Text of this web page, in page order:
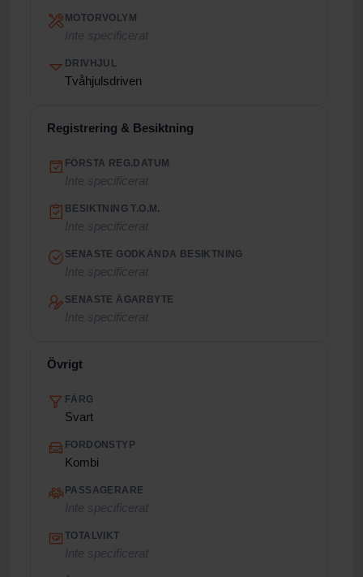
MOTORVOLYM
Inte specificerat
DRIVHJUL
Tvåhjulsdriven
Registrering & Besiktning
FÖRSTA REG.DATUM
Inte specificerat
BESIKTNING T.O.M.
Inte specificerat
SENASTE GODKÄNDA BESIKTNING
Inte specificerat
SENASTE ÄGARBYTE
Inte specificerat
Övrigt
FÄRG
Svart
FORDONSTYP
Kombi
PASSAGERARE
Inte specificerat
TOTALVIKT
Inte specificerat